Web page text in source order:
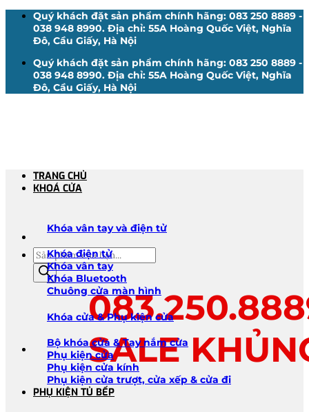
Quý khách đặt sản phẩm chính hãng: 083 250 8889 -
038 948 8990. Địa chỉ: 55A Hoàng Quốc Việt, Nghĩa
Đô, Cầu Giấy, Hà Nội
Quý khách đặt sản phẩm chính hãng: 083 250 8889 -
038 948 8990. Địa chỉ: 55A Hoàng Quốc Việt, Nghĩa
Đô, Cầu Giấy, Hà Nội
Tìm
kiếm
sản
phẩm
SALE
TRANG CHỦ
KHOÁ CỬA
Khóa vân tay và điện tử
Khóa điện tử
Khóa vân tay
Khóa Bluetooth
Chuông cửa màn hình
Khóa cửa & Phụ kiện cửa
Bộ khóa cửa & Tay nắm cửa
Phụ kiện cửa
Phụ kiện cửa kính
Phụ kiện cửa trượt, cửa xếp & cửa đi
PHỤ KIỆN TỦ BẾP